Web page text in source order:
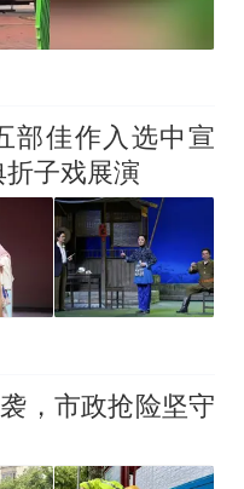
部佳作入选中宣
子戏展演
，市政抢险坚守